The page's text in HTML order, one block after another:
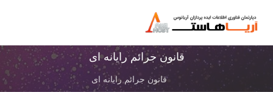
قانون جرائم رایانه ای
قانون جرائم رايانه ای